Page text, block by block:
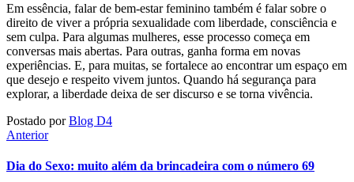
Em essência, falar de bem-estar feminino também é falar sobre o
direito de viver a própria sexualidade com liberdade, consciência e
sem culpa. Para algumas mulheres, esse processo começa em
conversas mais abertas. Para outras, ganha forma em novas
experiências. E, para muitas, se fortalece ao encontrar um espaço em
que desejo e respeito vivem juntos. Quando há segurança para
explorar, a liberdade deixa de ser discurso e se torna vivência.
Postado porBlog D4
Anterior
Dia do Sexo: muito além da brincadeira com o número 69